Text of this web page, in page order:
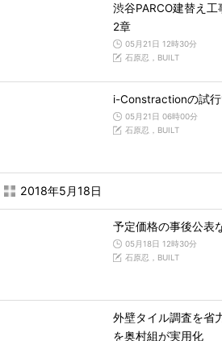
渋谷PARCO建替え
2章
05月21日 12時30分
石原忍，BUILT
i-Constractionの試行
05月21日 06時00分
石原忍，BUILT
2018年5月18日
予定価格の事後公表
05月18日 12時30分
石原忍，BUILT
外壁タイル調査を省
を奥村組が実用化